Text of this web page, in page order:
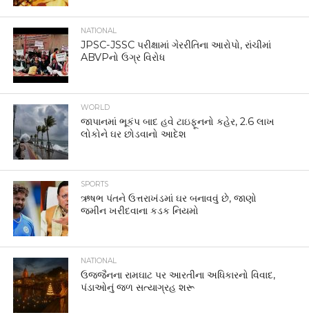
NATIONAL
JPSC-JSSC પરીક્ષામાં ગેરરીતિના આરોપો, રાંચીમાં
ABVPનો ઉગ્ર વિરોધ
WORLD
જાપાનમાં ભૂકંપ બાદ હવે ટાઇફૂનનો કહેર, 2.6 લાખ
લોકોને ઘર છોડવાનો આદેશ
SPORTS
ઋષભ પંતને ઉત્તરાખંડમાં ઘર બનાવવું છે, જાણો
જમીન ખરીદવાના કડક નિયમો
NATIONAL
ઉજ્જૈનના રામઘાટ પર આરતીના અધિકારનો વિવાદ,
પંડાઓનું જળ સત્યાગ્રહ શરૂ